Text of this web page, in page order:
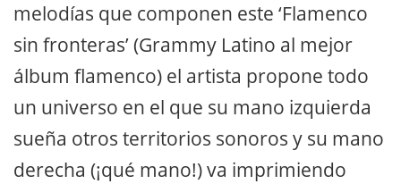
melodías que componen este ‘Flamenco
sin fronteras’ (Grammy Latino al mejor
álbum flamenco) el artista propone todo
un universo en el que su mano izquierda
sueña otros territorios sonoros y su mano
derecha (¡qué mano!) va imprimiendo